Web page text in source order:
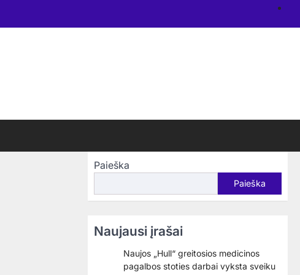
Paieška
Paieška
Naujausi įrašai
Naujos „Hull“ greitosios medicinos
pagalbos stoties darbai vyksta sveiku